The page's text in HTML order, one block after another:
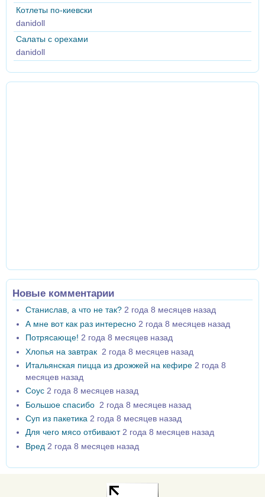
Котлеты по-киевски
danidoll
Салаты с орехами
danidoll
Новые комментарии
Станислав, а что не так? 2 года 8 месяцев назад
А мне вот как раз интересно 2 года 8 месяцев назад
Потрясающе! 2 года 8 месяцев назад
Хлопья на завтрак 2 года 8 месяцев назад
Итальянская пицца из дрожжей на кефире 2 года 8
месяцев назад
Соус 2 года 8 месяцев назад
Большое спасибо 2 года 8 месяцев назад
Суп из пакетика 2 года 8 месяцев назад
Для чего мясо отбивают 2 года 8 месяцев назад
Вред 2 года 8 месяцев назад